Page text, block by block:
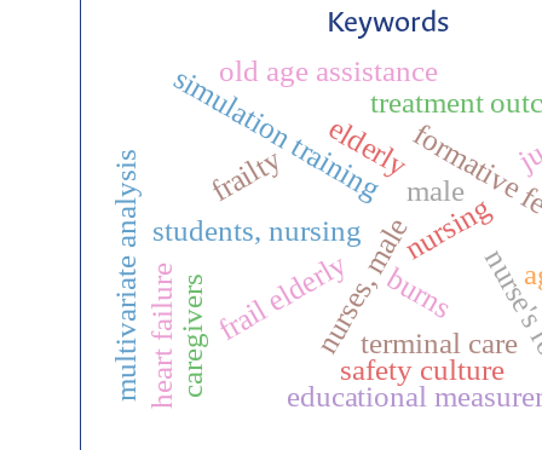
Keywords
nursing
nurses, male
students, nursing
male
educational
simulation training
burns
treatment
frailty
frail elderly
multivariate analysis
old age assistance
caregivers terminal care
safety culture
elderly
heart failure